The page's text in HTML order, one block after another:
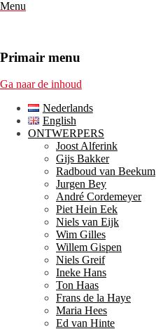
Menu
Primair menu
Ga naar de inhoud
Nederlands
English
ONTWERPERS
Joost Alferink
Gijs Bakker
Radboud van Beekum
Jurgen Bey
André Cordemeyer
Piet Hein Eek
Niels van Eijk
Wim Gilles
Willem Gispen
Niels Greif
Ineke Hans
Ton Haas
Frans de la Haye
Maria Hees
Ed van Hinte